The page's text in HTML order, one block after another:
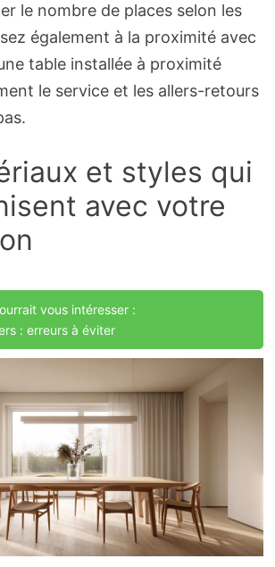
le nombre de places selon les
également à la proximité avec
table installée à proximité
le service et les allers-retours
et styles qui
avec votre
vous intéresser :
: erreurs à éviter